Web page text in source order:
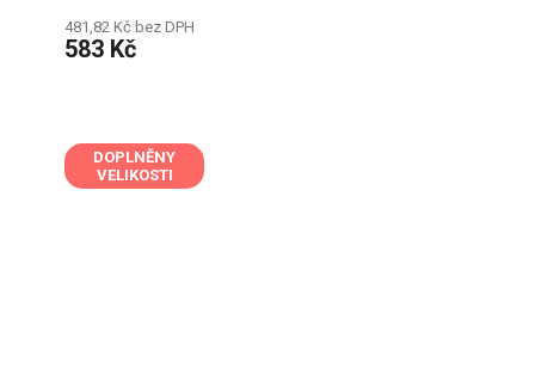
481,82 Kč bez DPH
583 Kč
DOPLNĚNY
VELIKOSTI